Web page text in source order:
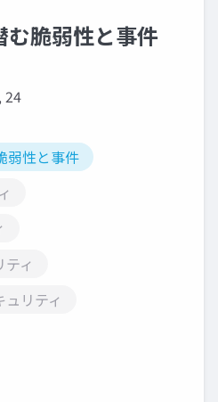
脆弱性と事件
24
弱性と事件
ィ
リティ